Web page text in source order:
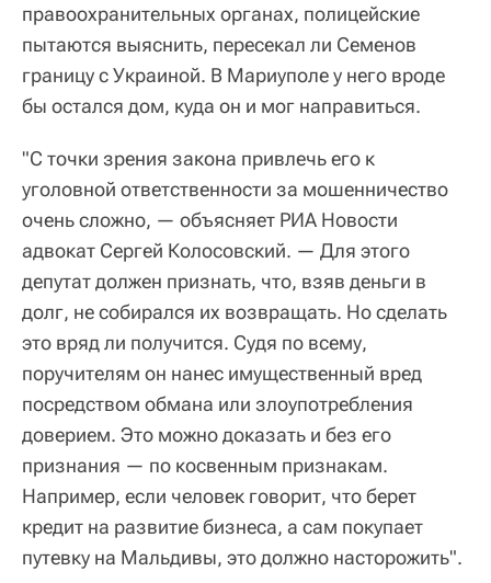
правоохранительных органах, полицейские
пытаются выяснить, пересекал ли Семенов
границу с Украиной. В Мариуполе у него вроде
бы остался дом, куда он и мог направиться.
"С точки зрения закона привлечь его к
уголовной ответственности за мошенничество
очень сложно, — объясняет РИА Новости
адвокат Сергей Колосовский. — Для этого
депутат должен признать, что, взяв деньги в
долг, не собирался их возвращать. Но сделать
это вряд ли получится. Судя по всему,
поручителям он нанес имущественный вред
посредством обмана или злоупотребления
доверием. Это можно доказать и без его
признания — по косвенным признакам.
Например, если человек говорит, что берет
кредит на развитие бизнеса, а сам покупает
путевку на Мальдивы, это должно насторожить".